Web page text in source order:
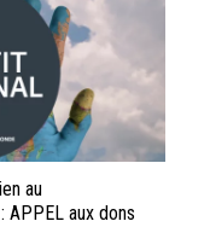
au
APPEL aux dons